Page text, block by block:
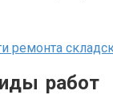
работ